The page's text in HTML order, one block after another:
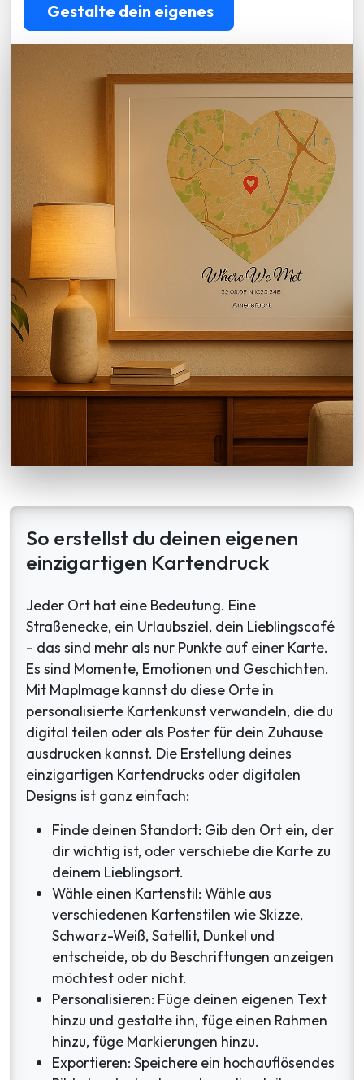
Gestalte dein eigenes
So erstellst du deinen eigenen
einzigartigen Kartendruck
Jeder Ort hat eine Bedeutung. Eine
Straßenecke, ein Urlaubsziel, dein Lieblingscafé
– das sind mehr als nur Punkte auf einer Karte.
Es sind Momente, Emotionen und Geschichten.
Mit MapImage kannst du diese Orte in
personalisierte Kartenkunst verwandeln, die du
digital teilen oder als Poster für dein Zuhause
ausdrucken kannst. Die Erstellung deines
einzigartigen Kartendrucks oder digitalen
Designs ist ganz einfach:
Finde deinen Standort: Gib den Ort ein, der
dir wichtig ist, oder verschiebe die Karte zu
deinem Lieblingsort.
Wähle einen Kartenstil: Wähle aus
verschiedenen Kartenstilen wie Skizze,
Schwarz-Weiß, Satellit, Dunkel und
entscheide, ob du Beschriftungen anzeigen
möchtest oder nicht.
Personalisieren: Füge deinen eigenen Text
hinzu und gestalte ihn, füge einen Rahmen
hinzu, füge Markierungen hinzu.
Exportieren: Speichere ein hochauflösendes